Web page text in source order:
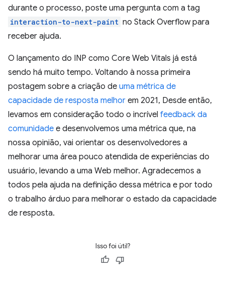
durante o processo, poste uma pergunta com a tag
interaction-to-next-paint no Stack Overflow para
receber ajuda.
O lançamento do INP como Core Web Vitals já está
sendo há muito tempo. Voltando à nossa primeira
postagem sobre a criação de uma métrica de
capacidade de resposta melhor em 2021, Desde então,
levamos em consideração todo o incrível feedback da
comunidade e desenvolvemos uma métrica que, na
nossa opinião, vai orientar os desenvolvedores a
melhorar uma área pouco atendida de experiências do
usuário, levando a uma Web melhor. Agradecemos a
todos pela ajuda na definição dessa métrica e por todo
o trabalho árduo para melhorar o estado da capacidade
de resposta.
Isso foi útil?